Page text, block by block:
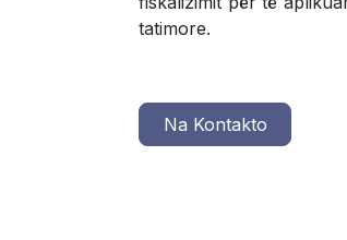
tatimore.
Na Kontakto